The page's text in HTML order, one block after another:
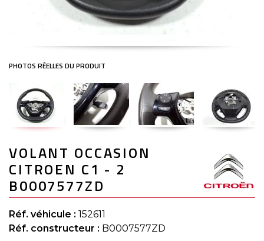
to
the
beginning
of
the
images
gallery
VOLANT OCCASION
CITROEN C1 - 2
B0007577ZD
Réf. véhicule : 152611
Réf. constructeur : B0007577ZD